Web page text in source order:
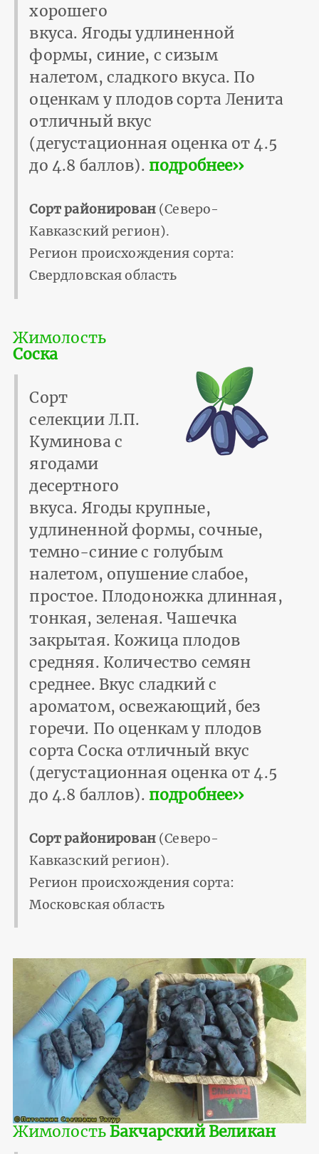
хорошего
вкуса. Ягоды удлиненной
формы, синие, с сизым
налетом, сладкого вкуса. По
оценкам у плодов сорта Ленита
отличный вкус
(дегустационная оценка от 4.5
до 4.8 баллов). подробнее››
Сорт районирован(Северо-
Кавказский регион).
Регион происхождения сорта:
Свердловская область
Жимолость
Соска
Сорт
селекции Л.П.
Куминова с
ягодами
десертного
вкуса. Ягоды крупные,
удлиненной формы, сочные,
темно-синие с голубым
налетом, опушение слабое,
простое. Плодоножка длинная,
тонкая, зеленая. Чашечка
закрытая. Кожица плодов
средняя. Количество семян
среднее. Вкус сладкий с
ароматом, освежающий, без
горечи. По оценкам у плодов
сорта Соска отличный вкус
(дегустационная оценка от 4.5
до 4.8 баллов). подробнее››
Сорт районирован(Северо-
Кавказский регион).
Регион происхождения сорта:
Московская область
ЖимолостьБакчарский Великан